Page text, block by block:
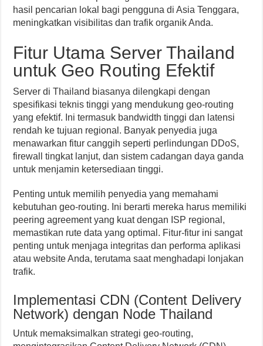
hasil pencarian lokal bagi pengguna di Asia Tenggara,
meningkatkan visibilitas dan trafik organik Anda.
Fitur Utama Server Thailand
untuk Geo Routing Efektif
Server di Thailand biasanya dilengkapi dengan
spesifikasi teknis tinggi yang mendukung geo-routing
yang efektif. Ini termasuk bandwidth tinggi dan latensi
rendah ke tujuan regional. Banyak penyedia juga
menawarkan fitur canggih seperti perlindungan DDoS,
firewall tingkat lanjut, dan sistem cadangan daya ganda
untuk menjamin ketersediaan tinggi.
Penting untuk memilih penyedia yang memahami
kebutuhan geo-routing. Ini berarti mereka harus memiliki
peering agreement yang kuat dengan ISP regional,
memastikan rute data yang optimal. Fitur-fitur ini sangat
penting untuk menjaga integritas dan performa aplikasi
atau website Anda, terutama saat menghadapi lonjakan
trafik.
Implementasi CDN (Content Delivery
Network) dengan Node Thailand
Untuk memaksimalkan strategi geo-routing,